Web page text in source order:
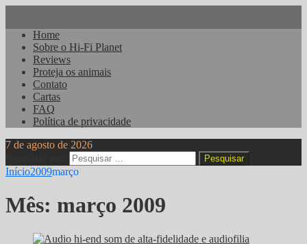
Home
Sobre o Hi-Fi Planet
Reviews
Proteja os animais
Contato
Cartas
FAQ
Política de privacidade
7 de agosto de 2026
Início2009março
Mês: março 2009